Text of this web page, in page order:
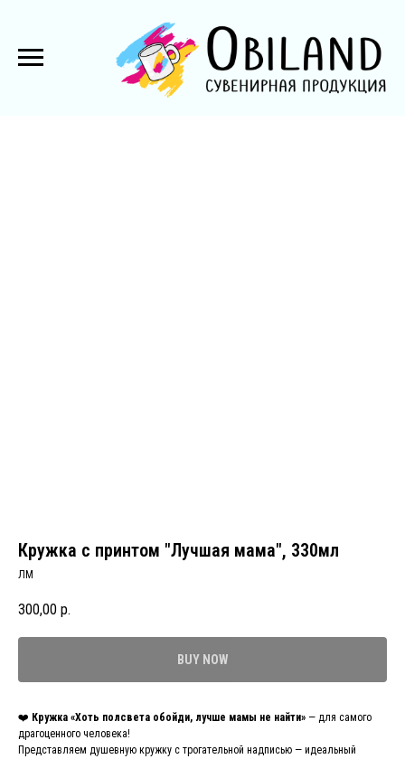
Кружка с принтом "Лучшая мама", 330мл
ЛМ
300,00 р.
BUY NOW
❤️ Кружка «Хоть полсвета обойди, лучше мамы не найти» — для самого
драгоценного человека!
Представляем душевную кружку с трогательной надписью — идеальный